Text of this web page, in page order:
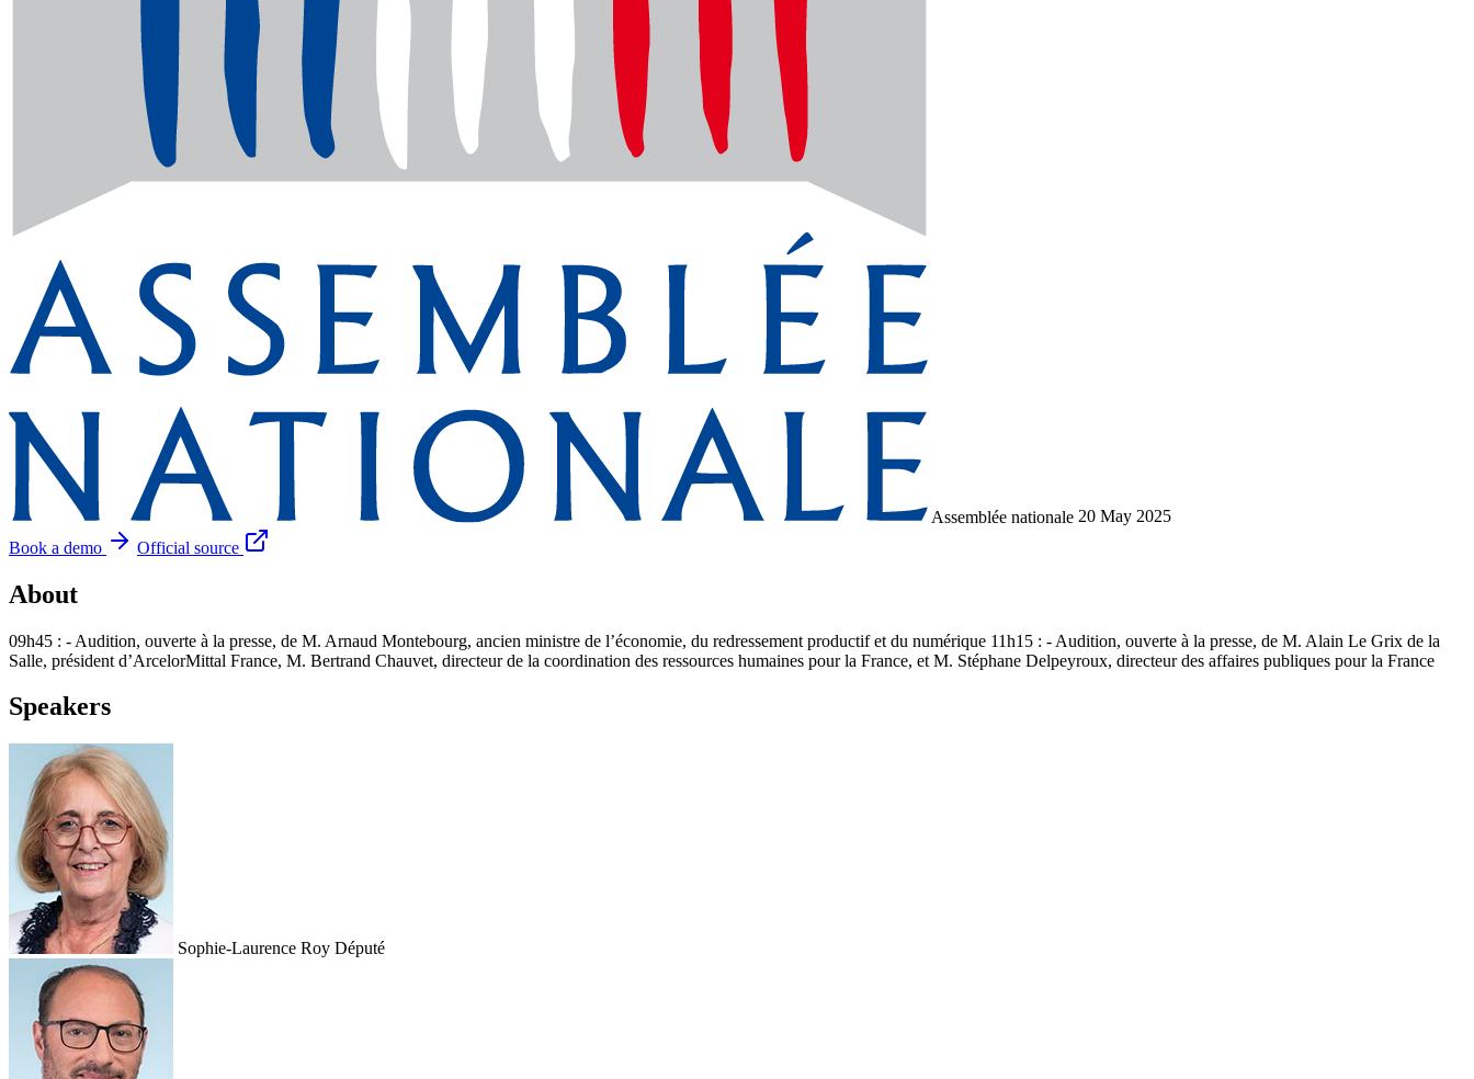
Assemblée nationale 20 May 2025
Book a demo
Official source
About
09h45 : - Audition, ouverte à la presse, de M. Arnaud Montebourg, ancien ministre de l’économie, du redressement productif et du numérique 11h15 : - Audition, ouverte à la presse, de M. Alain Le Grix de la
Salle, président d’ArcelorMittal France, M. Bertrand Chauvet, directeur de la coordination des ressources humaines pour la France, et M. Stéphane Delpeyroux, directeur des affaires publiques pour la France
Speakers
Sophie-Laurence Roy Député